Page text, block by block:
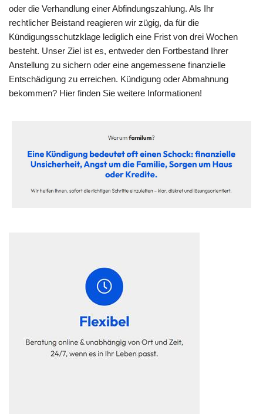
oder die Verhandlung einer Abfindungszahlung. Als Ihr
rechtlicher Beistand reagieren wir zügig, da für die
Kündigungsschutzklage lediglich eine Frist von drei Wochen
besteht. Unser Ziel ist es, entweder den Fortbestand Ihrer
Anstellung zu sichern oder eine angemessene finanzielle
Entschädigung zu erreichen. Kündigung oder Abmahnung
bekommen? Hier finden Sie weitere Informationen!